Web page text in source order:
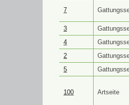
7
3
4
2
5
100 Artseite